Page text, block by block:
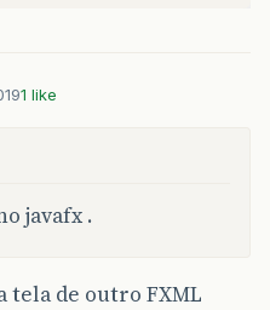
1 like
javafx .
tela de outro FXML